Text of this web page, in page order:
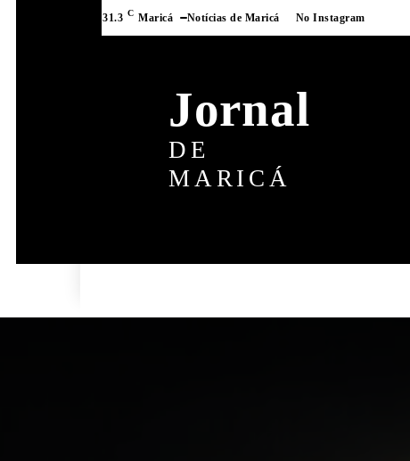
31.3 C Maricá Notícias de Maricá No Instagram
Jornal
DE
MARICÁ